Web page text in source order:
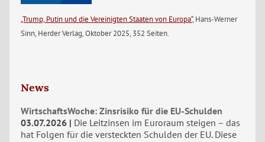
„Trump, Putin und die Vereinigten Staaten von Europa“, Hans-Werner
Sinn, Herder Verlag, Oktober 2025, 352 Seiten.
News
WirtschaftsWoche: Zinsrisiko für die EU-Schulden
03.07.2026
Die Leitzinsen im Euroraum steigen – das
hat Folgen für die versteckten Schulden der EU. Diese